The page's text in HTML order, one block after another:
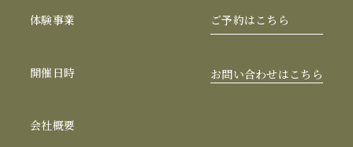
体験事業
開催日時
会社概要
ご予約はこちら
お問い合わせはこちら